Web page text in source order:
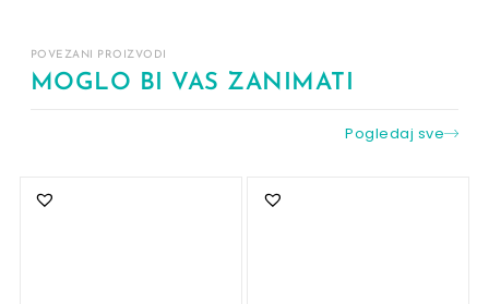
POVEZANI PROIZVODI
MOGLO BI VAS ZANIMATI
Pogledaj sve